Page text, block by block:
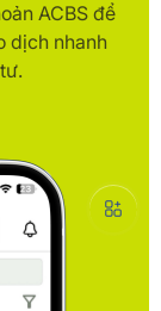
ACBS để
dịch nhanh